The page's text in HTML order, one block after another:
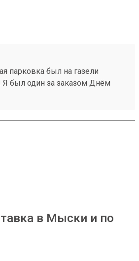
парковка был на газели
был один за заказом Днём
! Что ещё отлично ? Получение
в Мыски и по